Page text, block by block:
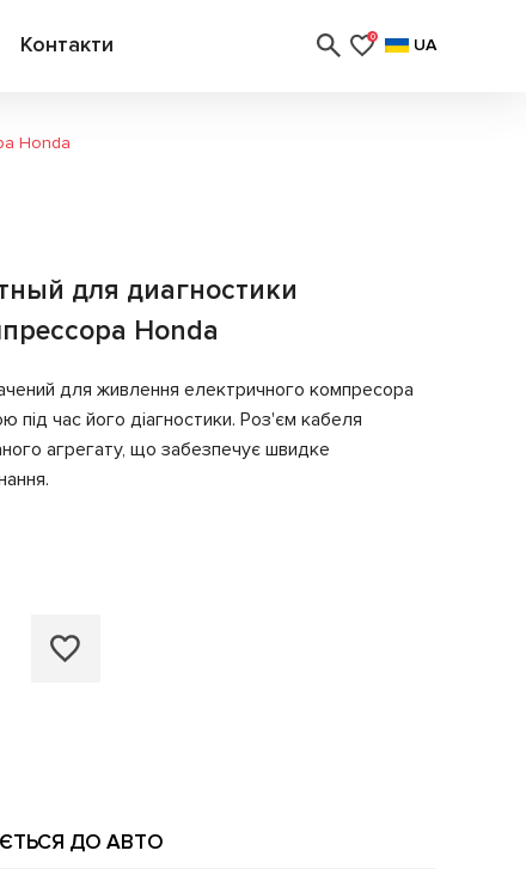
Контакти 0 UA
Honda
для диагностики
Honda
для живлення електричного компресора
під час його діагностики. Роз'єм кабеля
агрегату, що забезпечує швидке
ДО АВТО